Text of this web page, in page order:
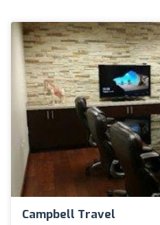
Campbell Travel